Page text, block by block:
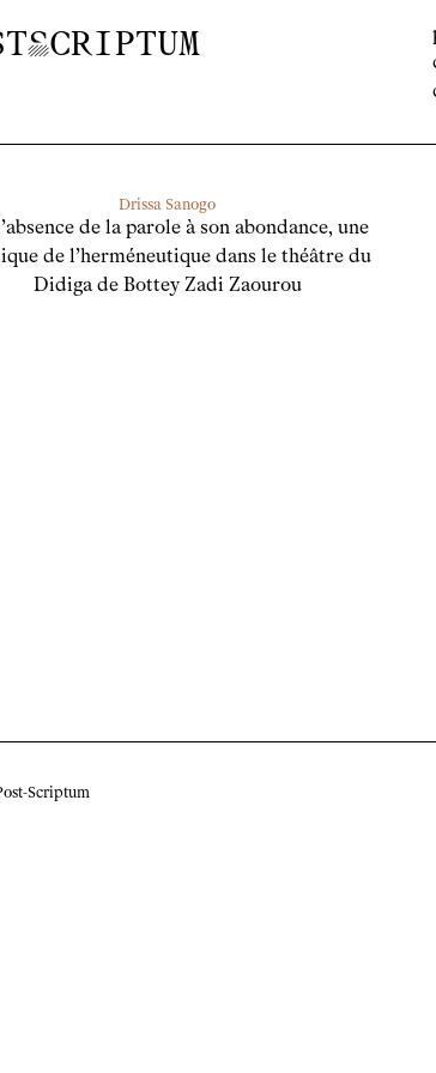
SCRIPTUM
Drissa Sanogo
de la parole à son abondance, une
de l’herméneutique dans le théâtre du
Didiga de Bottey Zadi Zaourou
Scriptum